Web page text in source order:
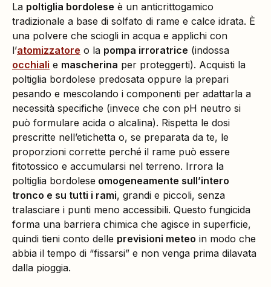
La poltiglia bordolese è un anticrittogamico
tradizionale a base di solfato di rame e calce idrata. È
una polvere che sciogli in acqua e applichi con
l’atomizzatore o la pompa irroratrice (indossa
occhiali e mascherina per proteggerti). Acquisti la
poltiglia bordolese predosata oppure la prepari
pesando e mescolando i componenti per adattarla a
necessità specifiche (invece che con pH neutro si
può formulare acida o alcalina). Rispetta le dosi
prescritte nell’etichetta o, se preparata da te, le
proporzioni corrette perché il rame può essere
fitotossico e accumularsi nel terreno. Irrora la
poltiglia bordolese omogeneamente sull’intero
tronco e su tutti i rami, grandi e piccoli, senza
tralasciare i punti meno accessibili. Questo fungicida
forma una barriera chimica che agisce in superficie,
quindi tieni conto delle previsioni meteo in modo che
abbia il tempo di “fissarsi” e non venga prima dilavata
dalla pioggia.